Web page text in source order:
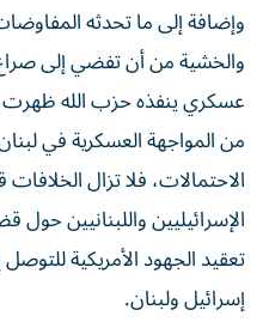
وإضافة إلى ما تحدثه
والخشية من أن تفضي إلى صراع
عسكري ينفذه حزب الله ظهرت
الاحتمالات، فلا تزال
الإسرائيليين واللبنانيين
تعقيد الجهود الأمريكية
إسرائيل ولبنان.